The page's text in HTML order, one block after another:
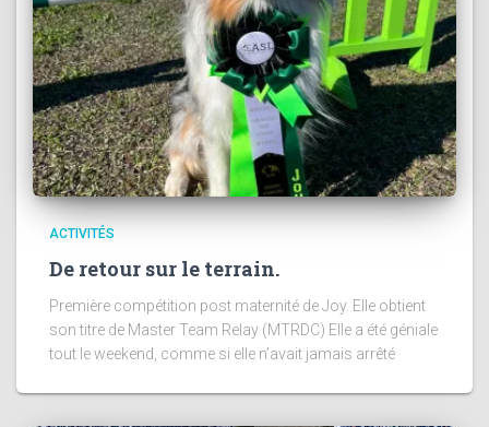
ACTIVITÉS
De retour sur le terrain.
Première compétition post maternité de Joy. Elle obtient
son titre de Master Team Relay (MTRDC) Elle a été géniale
tout le weekend, comme si elle n’avait jamais arrêté